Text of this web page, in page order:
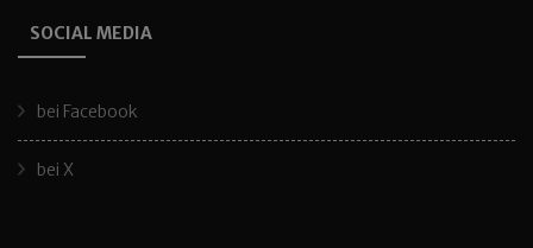
SOCIAL MEDIA
bei Facebook
bei X